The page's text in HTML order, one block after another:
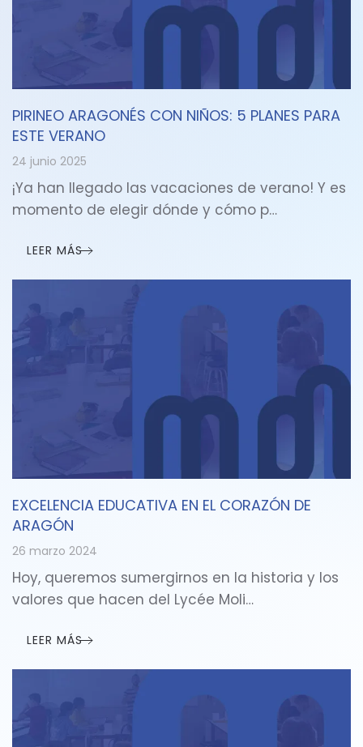
PIRINEO ARAGONÉS CON NIÑOS: 5 PLANES PARA
ESTE VERANO
24 junio 2025
¡Ya han llegado las vacaciones de verano! Y es
momento de elegir dónde y cómo p…
LEER MÁS
EXCELENCIA EDUCATIVA EN EL CORAZÓN DE
ARAGÓN
26 marzo 2024
Hoy, queremos sumergirnos en la historia y los
valores que hacen del Lycée Moli…
LEER MÁS